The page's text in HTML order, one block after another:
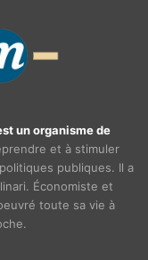
un organisme de
et à stimuler
publiques. Il a
Économiste et
toute sa vie à